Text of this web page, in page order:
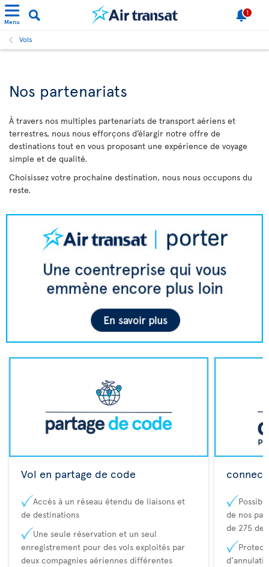
Menu
1
Vols
Nos partenariats
À travers nos multiples partenariats de transport aériens et
terrestres, nous nous efforçons d’élargir notre offre de
destinations tout en vous proposant une expérience de voyage
simple et de qualité.
Choisissez votre prochaine destination, nous nous occupons du
reste.
Vol en partage de code
Accès à un réseau étendu de liaisons et
de destinations
Une seule réservation et un seul
enregistrement pour des vols exploités par
deux compagnies aériennes différentes
de nos
de 275